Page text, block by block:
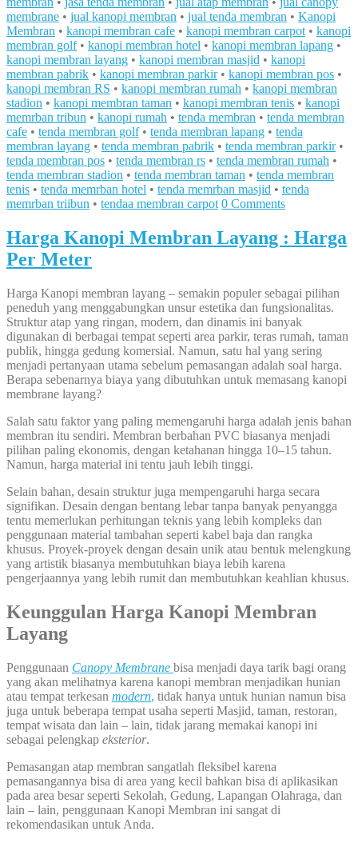
membrane • jual kanopi membran • jual tenda membran • Kanopi
Membran • kanopi membran cafe • kanopi membran carpot • kanopi
membran golf• kanopi membran hotel • kanopi membran lapang •
kanopi membran layang • kanopi membran masjid • kanopi
membran pabrik • kanopi membran parkir• kanopi membran pos •
kanopi membran RS • kanopi membran rumah • kanopi membran
stadion • kanopi membran taman • kanopi membran tenis • kanopi
memrban tribun • kanopi rumah • tenda membran • tenda membran
cafe • tenda membran golf• tenda membran lapang • tenda
membran layang • tenda membran pabrik • tenda membran parkir•
tenda membran pos • tenda membran rs • tenda membran rumah •
tenda membran stadion • tenda membran taman • tenda membran
tenis • tenda memrban hotel • tenda memrban masjid • tenda
memrban triibun • tendaa membran carpot 0 Comments
Harga Kanopi Membran Layang : Harga
Per Meter
Harga Kanopi membran layang – semakin populer sebagai pilihan
peneduh yang menggabungkan unsur estetika dan fungsionalitas.
Struktur atap yang ringan, modern, dan dinamis ini banyak
digunakan di berbagai tempat seperti area parkir, teras rumah, taman
publik, hingga gedung komersial. Namun, satu hal yang sering
menjadi pertanyaan utama sebelum pemasangan adalah soal harga.
Berapa sebenarnya biaya yang dibutuhkan untuk memasang kanopi
membrane layang?
Salah satu faktor yang paling memengaruhi harga adalah jenis bahan
membran itu sendiri. Membran berbahan PVC biasanya menjadi
pilihan paling ekonomis, dengan ketahanan hingga 10–15 tahun.
Namun, harga material ini tentu jauh lebih tinggi.
Selain bahan, desain struktur juga mempengaruhi harga secara
signifikan. Desain dengan bentang lebar tanpa banyak penyangga
tentu memerlukan perhitungan teknis yang lebih kompleks dan
penggunaan material tambahan seperti kabel baja dan rangka
khusus. Proyek-proyek dengan desain unik atau bentuk melengkung
yang artistik biasanya membutuhkan biaya lebih karena
pengerjaannya yang lebih rumit dan membutuhkan keahlian khusus.
Keunggulan Harga Kanopi Membran
Layang
Penggunaan Canopy Membrane bisa menjadi daya tarik bagi orang
yang akan melihatnya karena kanopi membran menjadikan hunian
atau tempat terkesan modern, tidak hanya untuk hunian namun bisa
juga untuk beberapa tempat usaha seperti Masjid, taman, restoran,
tempat wisata dan lain – lain, tidak jarang memakai kanopi ini
sebagai pelengkap eksterior.
Pemasangan atap membran sangatlah fleksibel karena
pemasangannya bisa di area yang kecil bahkan bisa di aplikasikan
pada area besar seperti Sekolah, Gedung, Lapangan Olahraga, dan
lain – lain, penggunaan Kanopi Membran ini sangat di
rekomendasikan untuk Anda.